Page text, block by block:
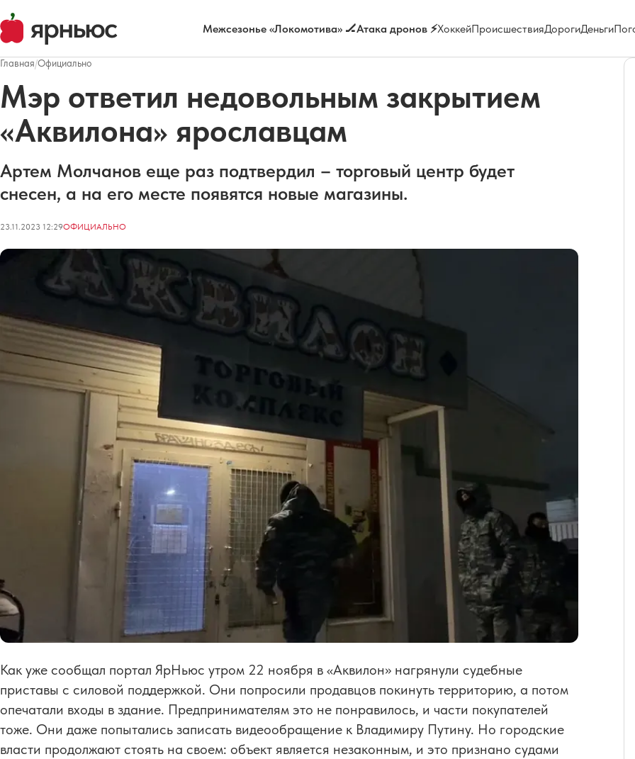
Межсезонье «Локомотива» 🏒Атака дронов ⚡ХоккейПроисшествияДорогиДеньги
Главная/Официально
Мэр ответил недовольным закрытием
«Аквилона» ярославцам
Артем Молчанов еще раз подтвердил – торговый центр будет
снесен, а на его месте появятся новые магазины.
23.11.2023 12:29ОФИЦИАЛЬНО
Как уже сообщал портал ЯрНьюс утром 22 ноября в «Аквилон» нагрянули судебные
приставы с силовой поддержкой. Они попросили продавцов покинуть территорию, а потом
опечатали входы в здание. Предпринимателям это не понравилось, и части покупателей
тоже. Они даже попытались записать видеообращение к Владимиру Путину. Но городские
власти продолжают стоять на своем: объект является незаконным, и это признано судами